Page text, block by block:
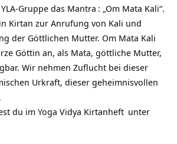
Gruppe das Mantra : „Om Mata Kali“.
Kirtan zur Anrufung von Kali und
der Göttlichen Mutter. Om Mata Kali
Göttin an, als Mata, göttliche Mutter,
Wir nehmen Zuflucht bei dieser
Urkraft, dieser geheimnisvollen
.
du im Yoga Vidya Kirtanheft unter